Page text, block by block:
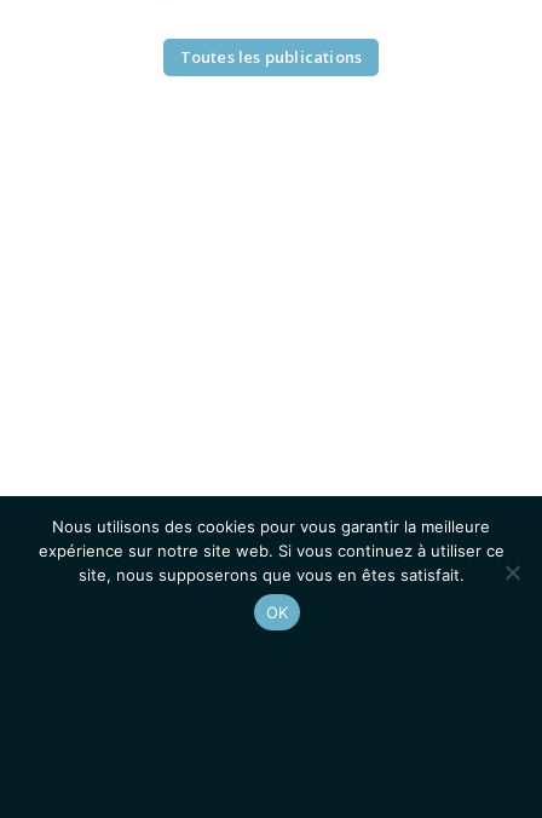
Toutes les publications
Nous utilisons des cookies pour vous garantir la meilleure
expérience sur notre site web. Si vous continuez à utiliser ce
site, nous supposerons que vous en êtes satisfait.
OK